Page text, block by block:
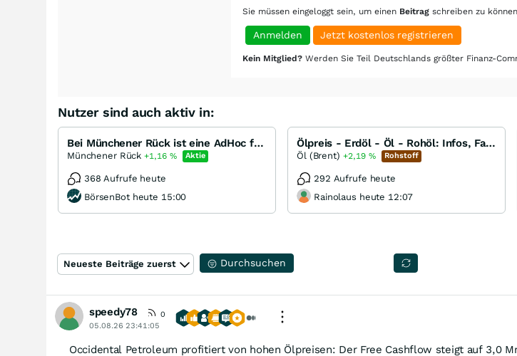
Sie müssen eingeloggt sein, um einen Beitrag schreiben zu
Anmelden Jetzt kostenlos registrieren
Kein Mitglied? Werden Sie Teil Deutschlands größter Finanz-
Nutzer sind auch aktiv in:
Bei Münchener Rück ist eine AdHoc fällig
Münchener Rück +1,16% Aktie
368 Aufrufe heute
BörsenBot heute 15:00
Ölpreis - Erdöl - Öl - Rohöl: Infos, Fakten, Analysen, Charts und Ausblick
Öl (Brent) +2,19 % Rohstoff
292 Aufrufe heute
Rainolaus heute 12:07
Neueste Beiträge zuerst Durchsuchen
speedy78
0
05.08.26 23:41:05
Occidental Petroleum profitiert von hohen Ölpreisen: Der Free Cashflow steigt auf 3,0